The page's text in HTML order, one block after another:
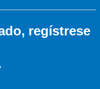
regístrese